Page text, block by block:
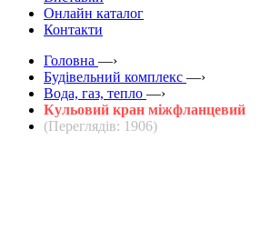
Онлайн каталог
Контакти
Головна —›
Будівельний комплекс —›
Вода, газ, тепло —›
Кульовий кран міжфланцевий
(Переглядів: 1906)